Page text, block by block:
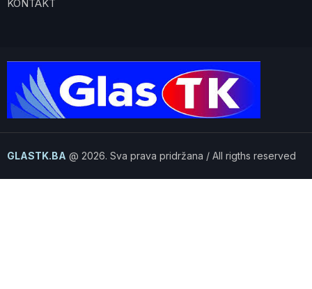
KONTAKT
GLASTK.BA @ 2026. Sva prava pridržana / All rigths reserved